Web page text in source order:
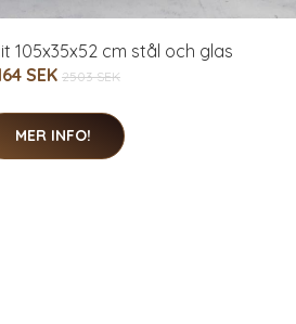
105x35x52 cm stål och glas
SEK 2503 SEK
MER INFO!